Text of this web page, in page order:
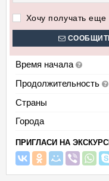
Хочу получать
Время начала
Продолжительность
Страны
Города
ПРИГЛАСИ НА